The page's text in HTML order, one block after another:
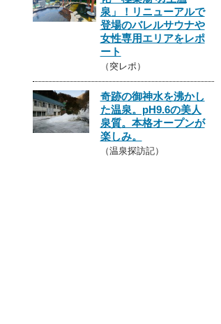
泉」！リニューアルで
登場のバレルサウナや
女性専用エリアをレポ
ート
（突レポ）
奇跡の御神水を沸かし
た温泉。pH9.6の美人
泉質。本格オープンが
楽しみ。
（温泉探訪記）